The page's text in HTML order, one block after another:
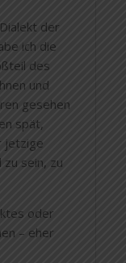
der
ich die
des
und
gesehen
spät,
jetzige
sein, zu
oder
– eher